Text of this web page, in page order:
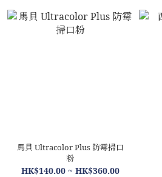
馬貝 Ultracolor Plus 防霉掃口
粉
HK$140.00 ~ HK$360.00